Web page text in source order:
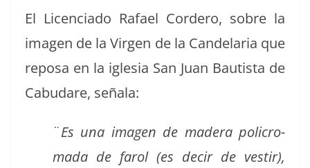
El Licen­ci­a­do Rafael Cordero, sobre la
ima­gen de la Vir­gen de la Can­de­lar­ia que
reposa en la igle­sia San Juan Bautista de
Cabu­dare, señala:
¨Es una ima­gen de madera poli­cro­
ma­da de farol (es decir de vestir),